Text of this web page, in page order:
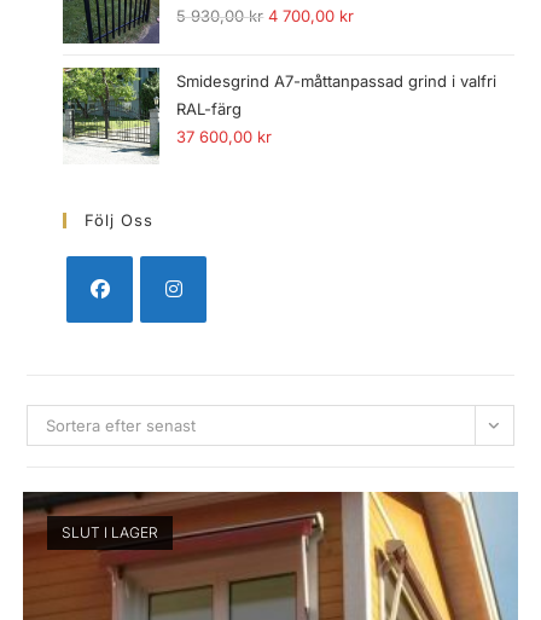
5 930,00kr 4 700,00 kr
Smidesgrind A7-måttanpassad grind i valfri
RAL-färg
37 600,00 kr
Följ Oss
Sortera efter senast
SLUT I LAGER